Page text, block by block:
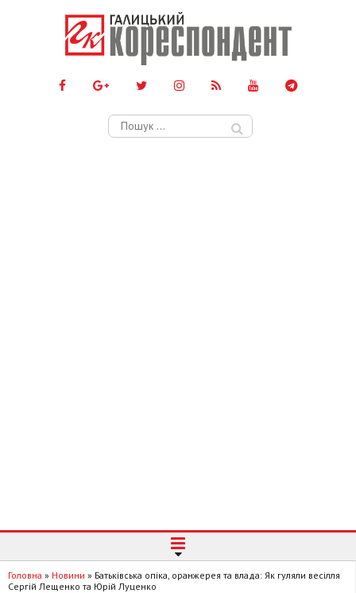
Пошук:
Головна » Новини » Батьківська опіка, оранжерея та влада: Як гуляли весілля
Сергій Лещенко та Юрій Луценко